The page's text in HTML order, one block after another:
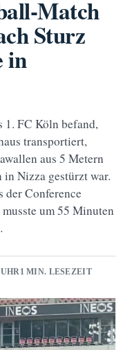
Match
Sturz
in
1. FC Köln befand,
transportiert,
aus 5 Metern
Nizza gestürzt war.
der Conference
um 55 Minuten
1 MIN. LESEZEIT